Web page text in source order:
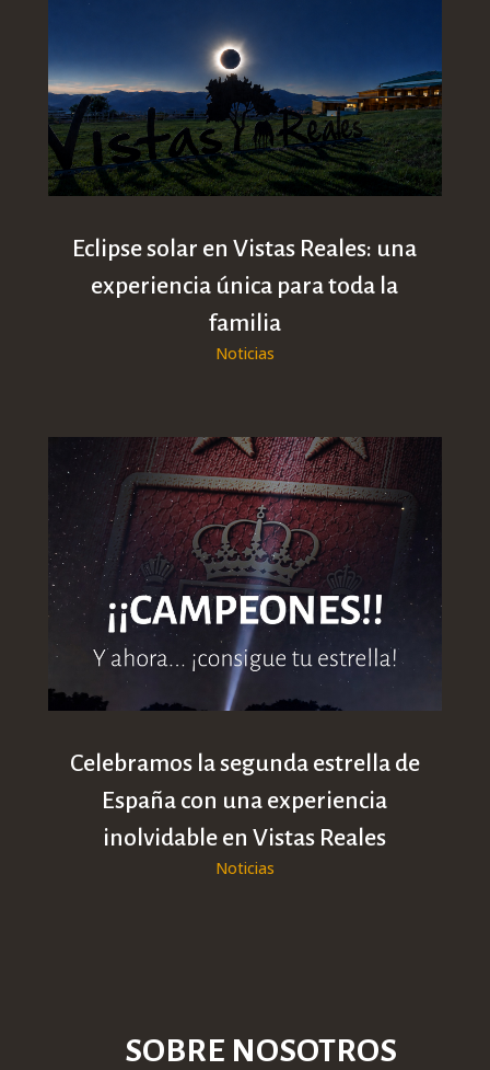
Eclipse solar en Vistas Reales: una
experiencia única para toda la
familia
Noticias
Celebramos la segunda estrella de
España con una experiencia
inolvidable en Vistas Reales
Noticias
SOBRE NOSOTROS